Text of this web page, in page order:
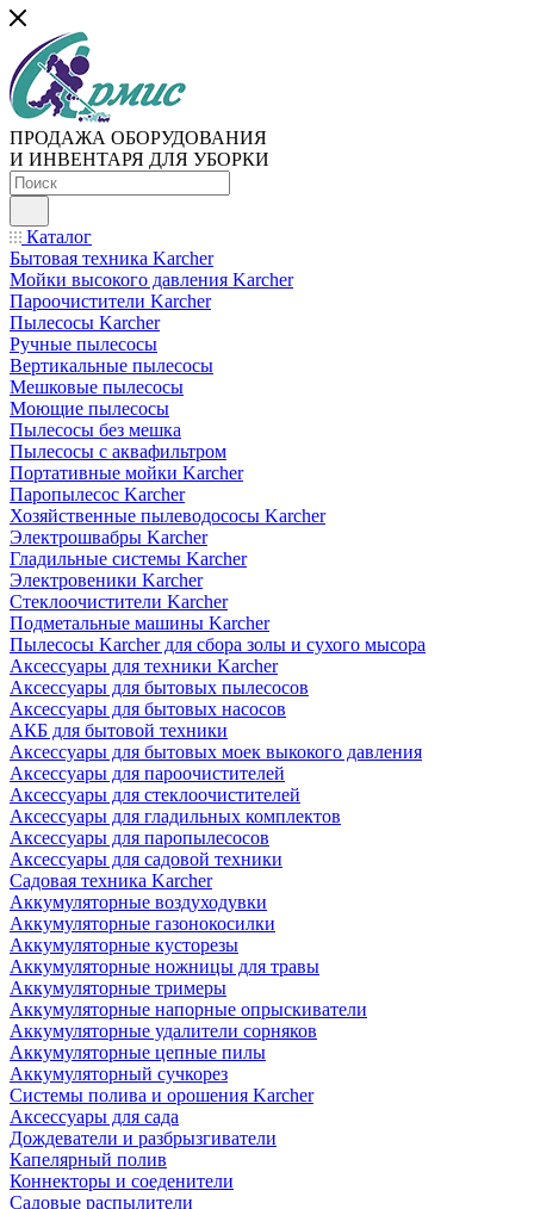
ПРОДАЖА ОБОРУДОВАНИЯ
И ИНВЕНТАРЯ ДЛЯ УБОРКИ
Каталог
Бытовая техника Karcher
Мойки высокого давления Karcher
Пароочистители Karcher
Пылесосы Karcher
Ручные пылесосы
Вертикальные пылесосы
Мешковые пылесосы
Моющие пылесосы
Пылесосы без мешка
Пылесосы с аквафильтром
Портативные мойки Karcher
Паропылесос Karcher
Хозяйственные пылеводососы Karcher
Электрошвабры Karcher
Гладильные системы Karcher
Электровеники Karcher
Стеклоочистители Karcher
Подметальные машины Karcher
Пылесосы Karcher для сбора золы и сухого мысора
Аксессуары для техники Karcher
Аксессуары для бытовых пылесосов
Аксессуары для бытовых насосов
АКБ для бытовой техники
Аксессуары для бытовых моек выкокого давления
Аксессуары для пароочистителей
Аксессуары для стеклоочистителей
Аксессуары для гладильных комплектов
Аксессуары для паропылесосов
Аксессуары для садовой техники
Садовая техника Karcher
Аккумуляторные воздуходувки
Аккумуляторные газонокосилки
Аккумуляторные кусторезы
Аккумуляторные ножницы для травы
Аккумуляторные тримеры
Аккумуляторные напорные опрыскиватели
Аккумуляторные удалители сорняков
Аккумуляторные цепные пилы
Аккумуляторный сучкорез
Системы полива и орошения Karcher
Аксессуары для сада
Дождеватели и разбрызгиватели
Капелярный полив
Коннекторы и соеденители
Садовые распылители